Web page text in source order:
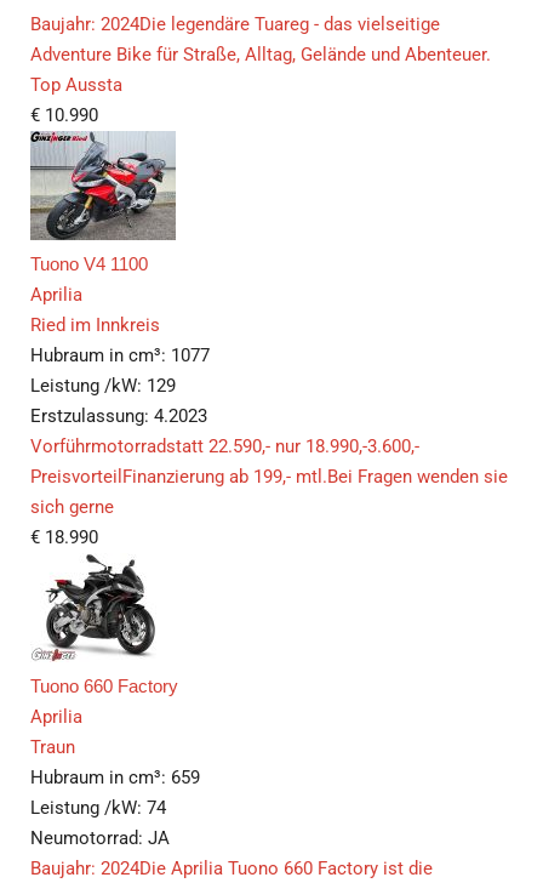
Baujahr: 2024Die legendäre Tuareg - das vielseitige
Adventure Bike für Straße, Alltag, Gelände und Abenteuer.
Top Aussta
€ 10.990
Tuono V4 1100
Aprilia
Ried im Innkreis
Hubraum in cm³: 1077
Leistung /kW: 129
Erstzulassung: 4.2023
Vorführmotorradstatt 22.590,- nur 18.990,-3.600,-
PreisvorteilFinanzierung ab 199,- mtl.Bei Fragen wenden sie
sich gerne
€ 18.990
Tuono 660 Factory
Aprilia
Traun
Hubraum in cm³: 659
Leistung /kW: 74
Neumotorrad: JA
Baujahr: 2024Die Aprilia Tuono 660 Factory ist die